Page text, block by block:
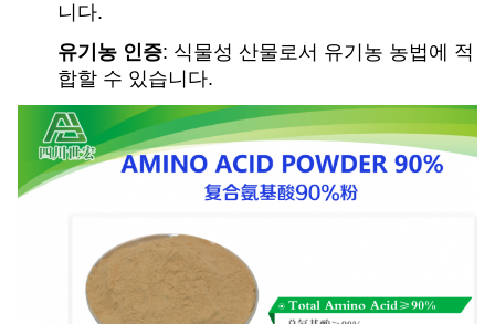
니다.
유기농 인증: 식물성 산물로서 유기농 농법에 적
합할 수 있습니다.